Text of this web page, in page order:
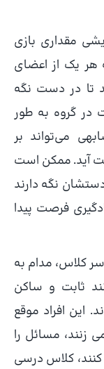
مقداری بازی
هر یک از اعضای
تا در دست نگه
در گروه به طور
می‌تواند بر
آید. ممکن است
نگه دارند
فرصت پیدا
کلاس، مدام به
ثابت و ساکن
این افراد موقع
زنند، مسائل را
کلاس درسی